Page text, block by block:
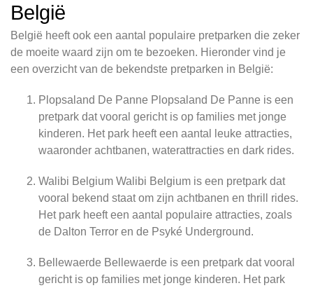
België
België heeft ook een aantal populaire pretparken die zeker
de moeite waard zijn om te bezoeken. Hieronder vind je
een overzicht van de bekendste pretparken in België:
Plopsaland De Panne Plopsaland De Panne is een
pretpark dat vooral gericht is op families met jonge
kinderen. Het park heeft een aantal leuke attracties,
waaronder achtbanen, waterattracties en dark rides.
Walibi Belgium Walibi Belgium is een pretpark dat
vooral bekend staat om zijn achtbanen en thrill rides.
Het park heeft een aantal populaire attracties, zoals
de Dalton Terror en de Psyké Underground.
Bellewaerde Bellewaerde is een pretpark dat vooral
gericht is op families met jonge kinderen. Het park